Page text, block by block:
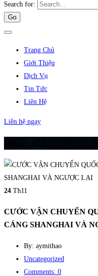
Search for:
Trang Chủ
Giới Thiệu
Dịch Vụ
Tin Tức
Liên Hệ
Liên hệ ngay
Blog
24 Th11
CƯỚC VẬN CHUYỂN
CẢNG SHANGHAI VÀ
By: aymithao
Uncategorized
Comments: 0